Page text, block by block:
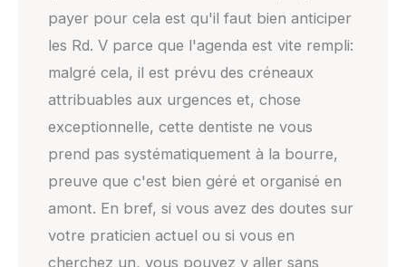
payer pour cela est qu'il faut bien anticiper
les Rd. V parce que l'agenda est vite rempli:
malgré cela, il est prévu des créneaux
attribuables aux urgences et, chose
exceptionnelle, cette dentiste ne vous
prend pas systématiquement à la bourre,
preuve que c'est bien géré et organisé en
amont. En bref, si vous avez des doutes sur
votre praticien actuel ou si vous en
cherchez un, vous pouvez y aller sans